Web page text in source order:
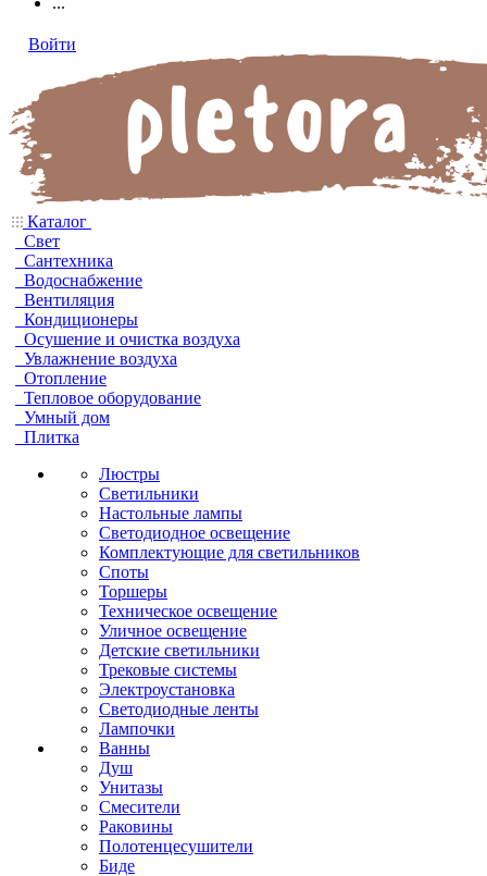
Войти
Каталог
Свет
Сантехника
Водоснабжение
Вентиляция
Кондиционеры
Осушение и очистка воздуха
Увлажнение воздуха
Отопление
Тепловое оборудование
Умный дом
Плитка
Люстры
Светильники
Настольные лампы
Светодиодное освещение
Комплектующие для светильников
Споты
Торшеры
Техническое освещение
Уличное освещение
Детские светильники
Трековые системы
Электроустановка
Светодиодные ленты
Лампочки
Ванны
Душ
Унитазы
Смесители
Раковины
Полотенцесушители
Биде